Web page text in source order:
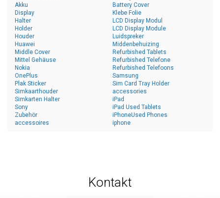
Akku
Battery Cover
Display
Halter
Holder
Houder
Huawei
Klebe Folie
LCD Display Modul
LCD Display Module
Luidspreker
Middenbehuizing
Middle Cover
Mittel Gehäuse
Nokia
OnePlus
Plak Sticker
Refurbished Tablets
Refurbished Telefone
Refurbished Telefoons
Samsung
Sim Card Tray Holder
Simkaarthouder
Simkarten Halter
Sony
Zubehör
accessoires
accessories
iPad
iPad Used Tablets
iPhoneUsed Phones
iphone
Kontakt